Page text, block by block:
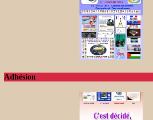
Adhésion